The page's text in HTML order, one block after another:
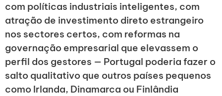
com políticas industriais inteligentes, com
atração de investimento direto estrangeiro
nos sectores certos, com reformas na
governação empresarial que elevassem o
perfil dos gestores — Portugal poderia fazer o
salto qualitativo que outros países pequenos
como Irlanda, Dinamarca ou Finlândia